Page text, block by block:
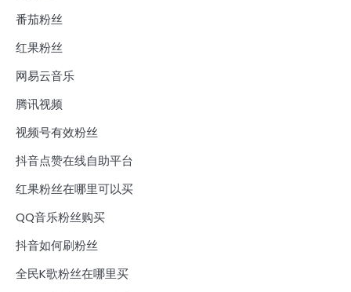
番茄粉丝
红果粉丝
网易云音乐
腾讯视频
视频号有效粉丝
抖音点赞在线自助平台
红果粉丝在哪里可以买
QQ音乐粉丝购买
抖音如何刷粉丝
全民K歌粉丝在哪里买